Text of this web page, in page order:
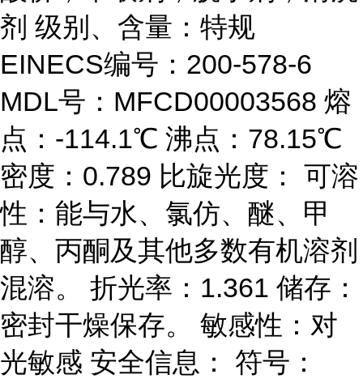
剂 级别、含量：特规
EINECS编号：200-578-6
MDL号：MFCD00003568 熔
点：-114.1℃ 沸点：78.15℃
密度：0.789 比旋光度： 可溶
性：能与水、氯仿、醚、甲
醇、丙酮及其他多数有机溶剂
混溶。 折光率：1.361 储存：
密封干燥保存。 敏感性：对
光敏感 安全信息： 符号：